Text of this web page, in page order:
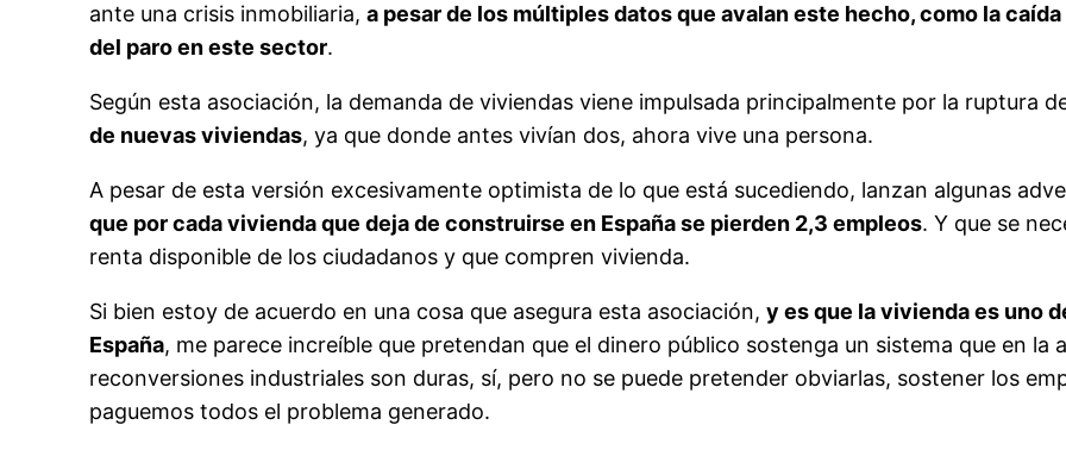
ante una crisis inmobiliaria,a pesar de los múltiples datos que avalan este hecho, como la
del paro en este sector.
Según esta asociación, la demanda de viviendas viene impulsada principalmente por la ruptura
de nuevas viviendas, ya que donde antes vivían dos, ahora vive una persona.
A pesar de esta versión excesivamente optimista de lo que está sucediendo, lanzan algunas
que por cada vivienda que deja de construirse en España se pierden 2,3 empleos. Y que se
renta disponible de los ciudadanos y que compren vivienda.
Si bien estoy de acuerdo en una cosa que asegura esta asociación,y es que la vivienda es uno
España, me parece increíble que pretendan que el dinero público sostenga un sistema que en la
reconversiones industriales son duras, sí, pero no se puede pretender obviarlas, sostener los
paguemos todos el problema generado.